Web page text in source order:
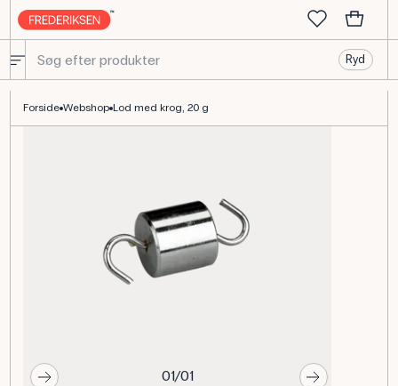
Ryd
Forside Webshop Lod med krog, 20 g
01/01